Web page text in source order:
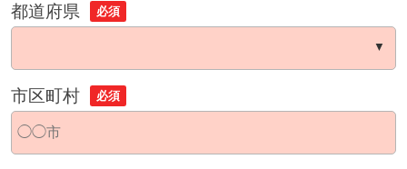
都道府県 必須
市区町村 必須